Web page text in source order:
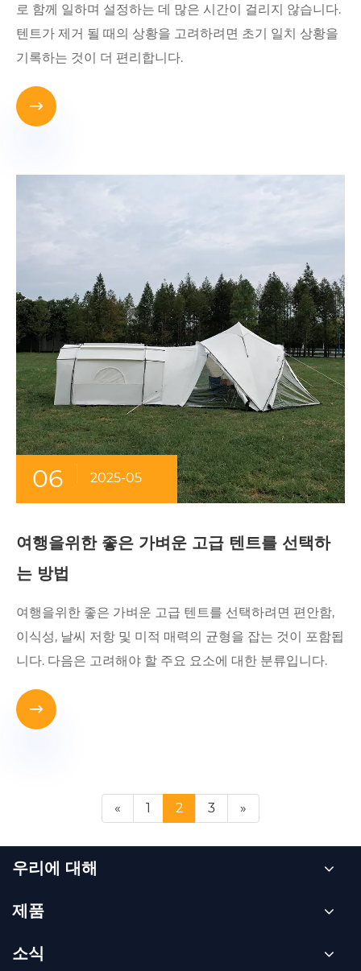
로 함께 일하며 설정하는 데 많은 시간이 걸리지 않습니다.
텐트가 제거 될 때의 상황을 고려하려면 초기 일치 상황을
기록하는 것이 더 편리합니다.

06 2025-05
여행을위한 좋은 가벼운 고급 텐트를 선택하
는 방법
여행을위한 좋은 가벼운 고급 텐트를 선택하려면 편안함,
이식성, 날씨 저항 및 미적 매력의 균형을 잡는 것이 포함됩
니다. 다음은 고려해야 할 주요 요소에 대한 분류입니다.

« 1 2 3 »
우리에 대해
제품
소식